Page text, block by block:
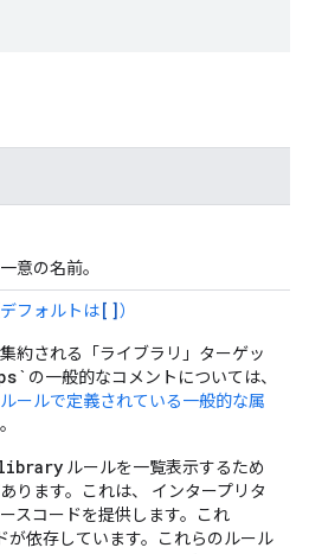
意の名前。
フォルトは[]）
約される「ライブラリ」ターゲッ
` の一般的なコメントについては、
ールで定義されている一般的な属
ルールを一覧表示するため
ります。これは、 インタープリタ
スコードを提供します。これ
が依存しています。これらのルール